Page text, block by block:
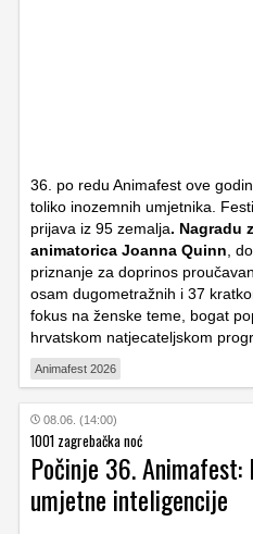
36. po redu Animafest ove
toliko inozemnih umjetnika.
prijava iz 95 zemalja. Nagradu
animatorica Joanna Quinn ,
priznanje za doprinos
osam dugometražnih i 37
fokus na ženske teme, bogat
hrvatskom natjecateljskom
Animafest 2026
08.06. (14:00)
1001 zagrebačka noć
Počinje 36.
umjetne inteligencije